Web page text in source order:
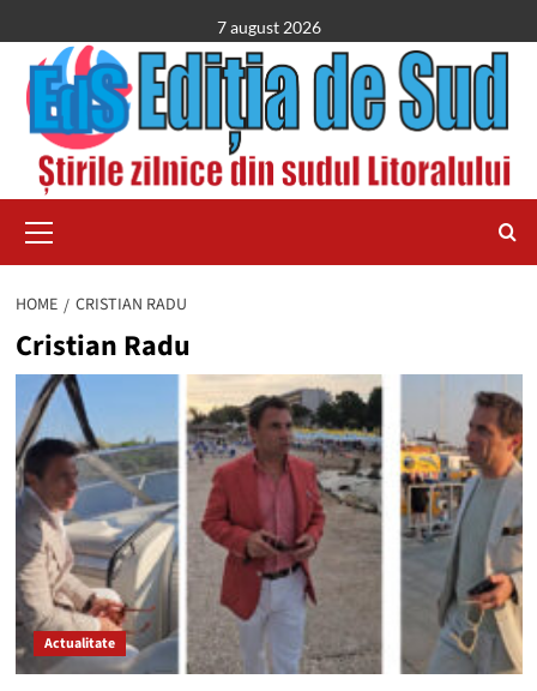
to
content
7 august 2026
Menu
HOME CRISTIAN RADU
Cristian Radu
Actualitate